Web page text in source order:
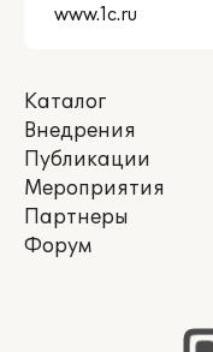
Каталог
Внедрения
Публикации
Мероприятия
Партнеры
Форум